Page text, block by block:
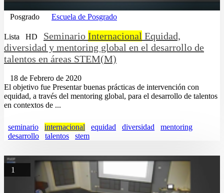
Posgrado Escuela de Posgrado
Lista HD Seminario Internacional Equidad,
diversidad y mentoring global en el desarrollo de
talentos en áreas STEM(M)
18 de Febrero de 2020
El objetivo fue Presentar buenas prácticas de intervención con
equidad, a través del mentoring global, para el desarrollo de talentos
en contextos de ...
seminario internacional equidad diversidad
mentoring
desarrollo
talentos stem
1